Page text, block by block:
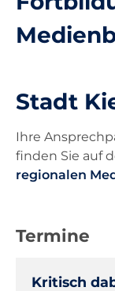
Unterricht
Landesdienste
Kontakt
Stadt
Ihre
finden Sie auf
regionalen
Termine
Kritisch